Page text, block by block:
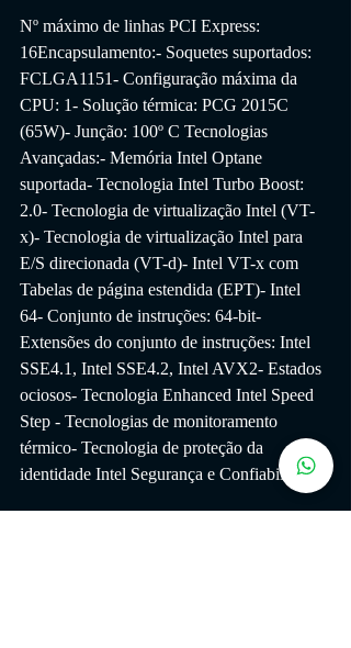
Nº máximo de linhas PCI Express:
16Encapsulamento:- Soquetes suportados:
FCLGA1151- Configuração máxima da
CPU: 1- Solução térmica: PCG 2015C
(65W)- Junção: 100º C Tecnologias
Avançadas:- Memória Intel Optane
suportada- Tecnologia Intel Turbo Boost:
2.0- Tecnologia de virtualização Intel (VT-
x)- Tecnologia de virtualização Intel para
E/S direcionada (VT-d)- Intel VT-x com
Tabelas de página estendida (EPT)- Intel
64- Conjunto de instruções: 64-bit-
Extensões do conjunto de instruções: Intel
SSE4.1, Intel SSE4.2, Intel AVX2- Estados
ociosos- Tecnologia Enhanced Intel Speed
Step - Tecnologias de monitoramento
térmico- Tecnologia de proteção da
identidade Intel Segurança e Confiabilidade